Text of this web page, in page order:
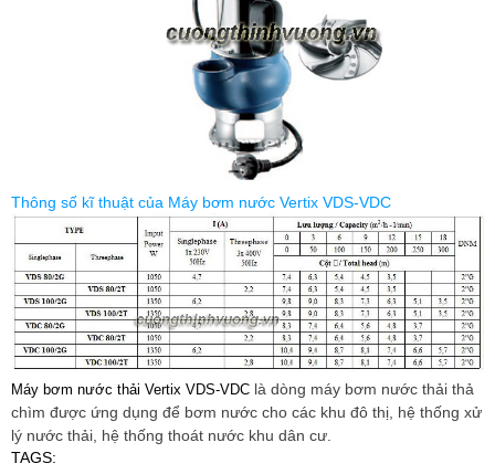
Thông số kĩ thuật của Máy bơm nước Vertix VDS-VDC
Máy bơm nước thải Vertix VDS-VDC là dòng máy bơm nước thải thả
chìm được ứng dụng để bơm nước cho các khu đô thị, hệ thống xử
lý nước thải, hệ thống thoát nước khu dân cư.
TAGS: